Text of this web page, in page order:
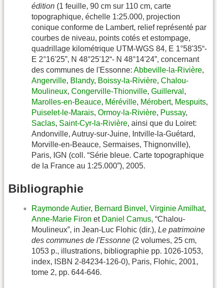
édition (1 feuille, 90 cm sur 110 cm, carte
topographique, échelle 1:25.000, projection
conique conforme de Lambert, relief représenté par
courbes de niveau, points cotés et estompage,
quadrillage kilométrique UTM-WGS 84, E 1°58'35“-
E 2°16'25”, N 48°25'12“- N 48°14'24”, concernant
des communes de l'Essonne: Abbeville-la-Rivière,
Angerville, Blandy, Boissy-la-Rivière, Chalou-
Moulineux, Congerville-Thionville, Guillerval ,
Marolles-en-Beauce, Méréville, Mérobert, Mespuits,
Puiselet-le-Marais, Ormoy-la-Rivière, Pussay,
Saclas, Saint-Cyr-la-Rivière, ainsi que du Loiret:
Andonville, Autruy-sur-Juine, Intville-la-Guétard,
Morville-en-Beauce, Sermaises, Thignonville),
Paris, IGN (coll. “Série bleue. Carte topographique
de la France au 1:25.000”), 2005.
Bibliographie
Raymonde Autier, Bernard Binvel , Virginie Amilhat,
Anne-Marie Firon et Daniel Camus, “Chalou-
Moulineux”, in Jean-Luc Flohic (dir.), Le patrimoine
des communes de l'Essonne (2 volumes, 25 cm,
1053 p., illustrations, bibliographie pp. 1026-1053,
index, ISBN 2-84234-126-0), Paris, Flohic, 2001,
tome 2, pp. 644-646.